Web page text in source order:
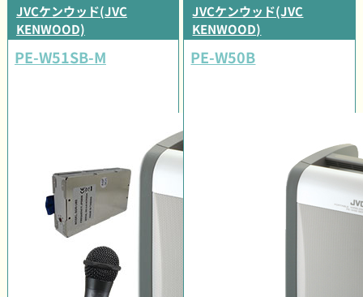
JVCケンウッド(JVC
KENWOOD)
PE-W51SB-M
JVCケンウッド(JVC
KENWOOD)
PE-W50B